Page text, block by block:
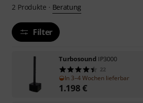
2 Produkte · Beratung
Filter
Turbosound IP3000
22
In 3–4 Wochen lieferbar
1.198€